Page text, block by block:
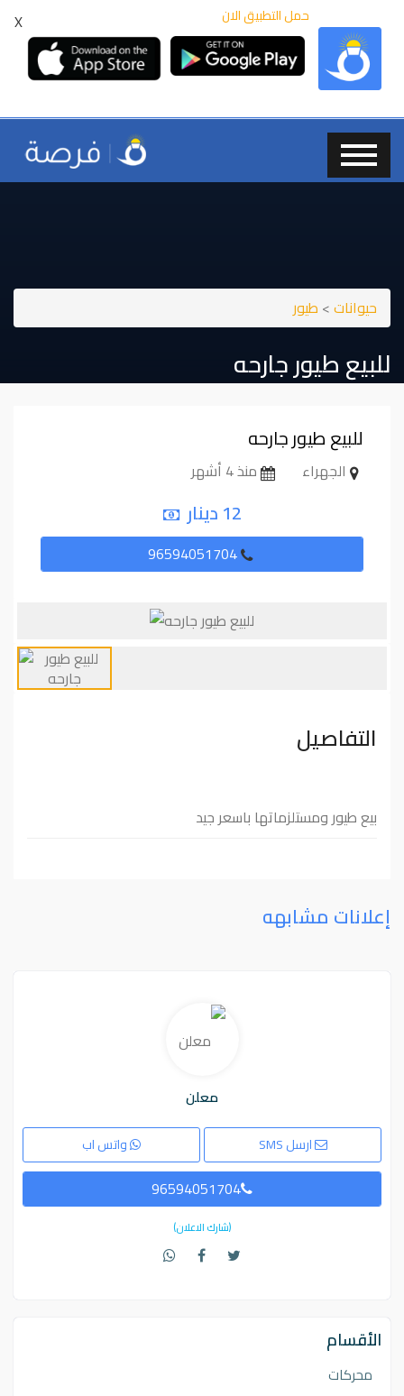
X حمل التطبيق الان
حيوانات> طيور
للبيع طيور جارحه
للبيع طيور جارحه
الجهراء منذ 4 أشهر
12 دينار
96594051704
التفاصيل
بيع طيور ومستلزماتها باسعر جيد
إعلانات مشابهه
معلن
ارسل SMS واتس اب
96594051704
(شارك الاعلان)
الأقسام
محركات